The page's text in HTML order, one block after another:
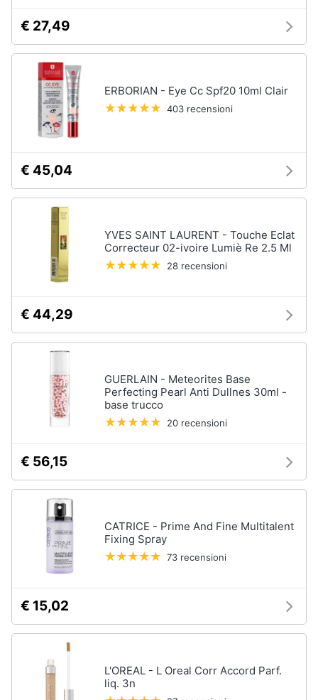
€ 27,49
ERBORIAN - Eye Cc Spf20 10ml Clair
403 recensioni
€ 45,04
YVES SAINT LAURENT - Touche Eclat
Correcteur 02-ivoire Lumiè Re 2.5 Ml
28 recensioni
€ 44,29
GUERLAIN - Meteorites Base
Perfecting Pearl Anti Dullnes 30ml -
base trucco
20 recensioni
€ 56,15
CATRICE - Prime And Fine Multitalent
Fixing Spray
73 recensioni
€ 15,02
L'OREAL - L Oreal Corr Accord Parf.
liq. 3n